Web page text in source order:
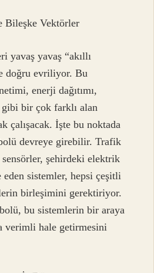
Bileşke Vektörler
yavaş yavaş “akıllı
doğru evriliyor. Bu
enerji dağıtımı,
bir çok farklı alan
çalışacak. İşte bu noktada
devreye girebilir. Trafik
sensörler, şehirdeki elektrik
sistemler, hepsi çeşitli
birleşimini gerektiriyor.
bu sistemlerin bir araya
verimli hale getirmesini